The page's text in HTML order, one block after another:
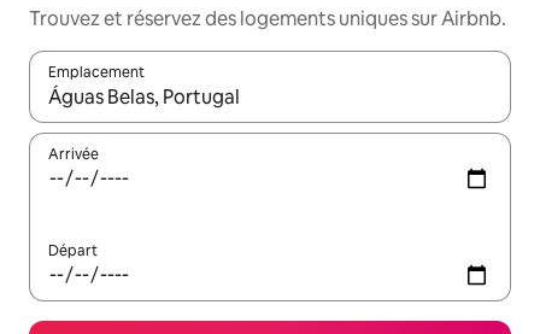
Trouvez et réservez des logements uniques sur Airbnb.
Emplacement
Quand les résultats sont affichés, parcourez-les en utilisant
Arrivée
Départ